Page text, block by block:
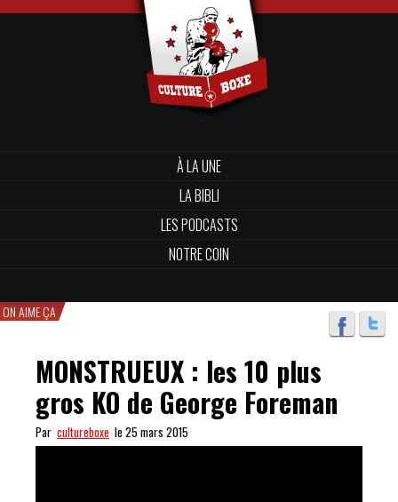
À LA UNE
LA BIBLI
LES PODCASTS
NOTRE COIN
ON AIME ÇA
MONSTRUEUX : les 10 plus
gros KO de George Foreman
Par cultureboxe le 25 mars 2015